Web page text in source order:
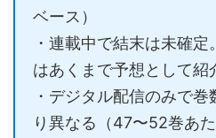
ベース）
・連載中で結末は未確
はあくまで予想として紹
・デジタル配信のみで
り異なる（47〜52巻あた